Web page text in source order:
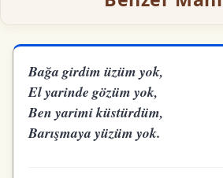
Bağa girdim üzüm yok,
El yarinde gözüm yok,
Ben yarimi küstürdüm,
Barışmaya yüzüm yok.